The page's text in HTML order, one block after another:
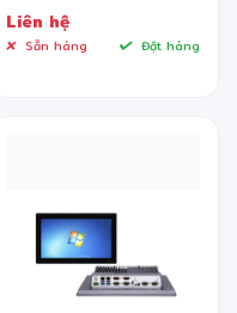
Liên hệ
Sẵn hàng Đặt hàng